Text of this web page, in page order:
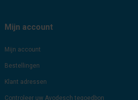
Mijn account
Mijn account
Bestellingen
Klant adressen
Controleer uw Avodesch tegoedbon